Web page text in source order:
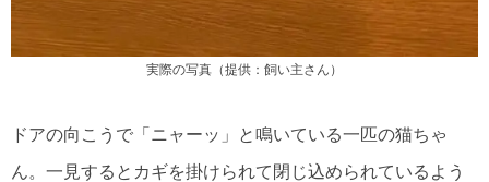
実際の写真（提供：飼い主さん）
ドアの向こうで「ニャーッ」と鳴いている一匹の猫ちゃ
ん。一見するとカギを掛けられて閉じ込められているよう